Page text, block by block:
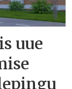
uue